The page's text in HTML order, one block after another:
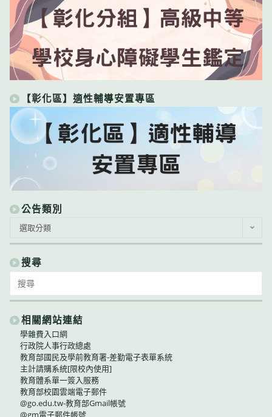
【彰化區】適性輔導安置專區
公告類別
類
別
選取分類
搜尋
for:
相關網站連結
學雜費入口網
行政院人事行政總處
教育部國民及學前教育署-差勤電子表單系統
主計請購系統[限校內使用]
教育體系單一簽入服務
教育部校園雲端電子郵件
@go.edu.tw-教育部Gmail帳號
@gm電子郵件帳號